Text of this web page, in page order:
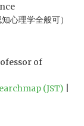
心理学全般可）
of
(JST)